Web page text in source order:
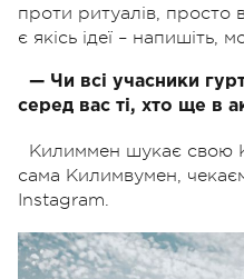
проти ритуалів, просто
є якісь ідеї – напишіть,
— Чи всі учасники
серед вас ті, хто ще в
Килиммен шукає свою
сама Килимвумен,
Instagram.